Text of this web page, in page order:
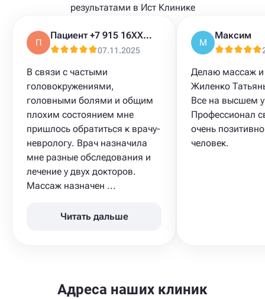
результатами в Ист Клинике
П
Пациент +7 915 16XXXXX
07.11.2025
В связи с частыми
головокружениями​,
головными болями и общим
плохим состоянием мне
пришлось обратиться к врачу-
неврологу. Врач назначила
мне разные обследования и
лечение у двух докторов.
Массаж​ назначен ...
Читать дальше
М
Максим
Делаю массаж
Жиленко
Все на высшем
Профессионал
очень
человек.
Адреса наших клиник